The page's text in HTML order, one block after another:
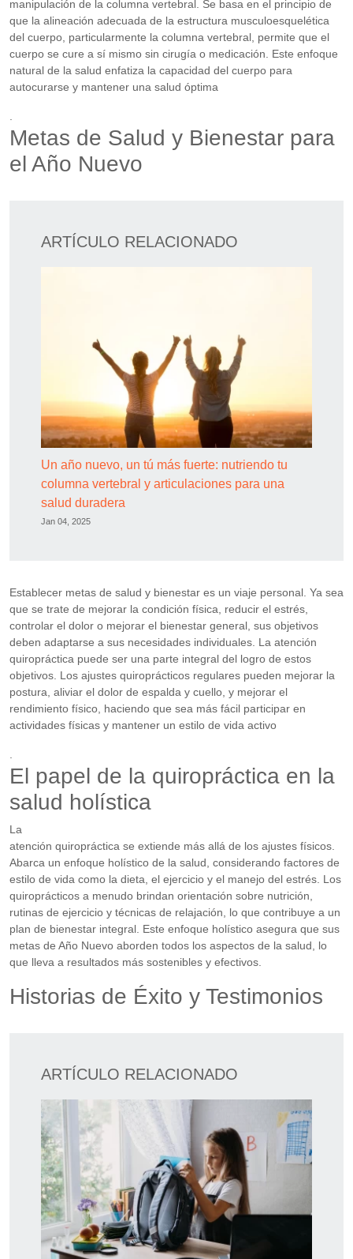
manipulación de la columna vertebral. Se basa en el principio de
que la alineación adecuada de la estructura musculoesquelética
del cuerpo, particularmente la columna vertebral, permite que el
cuerpo se cure a sí mismo sin cirugía o medicación. Este enfoque
natural de la salud enfatiza la capacidad del cuerpo para
autocurarse y mantener una salud óptima
Metas de Salud y Bienestar para
el Año Nuevo
ARTÍCULO RELACIONADO
Un año nuevo, un tú más fuerte: nutriendo tu
columna vertebral y articulaciones para una
salud duradera
Jan 04, 2025
Establecer metas de salud y bienestar es un viaje personal. Ya sea
que se trate de mejorar la condición física, reducir el estrés,
controlar el dolor o mejorar el bienestar general, sus objetivos
deben adaptarse a sus necesidades individuales. La atención
quiropráctica puede ser una parte integral del logro de estos
objetivos. Los ajustes quiroprácticos regulares pueden mejorar la
postura, aliviar el dolor de espalda y cuello, y mejorar el
rendimiento físico, haciendo que sea más fácil participar en
actividades físicas y mantener un estilo de vida activo
El papel de la quiropráctica en la
salud holística
La
atención quiropráctica se extiende más allá de los ajustes físicos.
Abarca un enfoque holístico de la salud, considerando factores de
estilo de vida como la dieta, el ejercicio y el manejo del estrés. Los
quiroprácticos a menudo brindan orientación sobre nutrición,
rutinas de ejercicio y técnicas de relajación, lo que contribuye a un
plan de bienestar integral. Este enfoque holístico asegura que sus
metas de Año Nuevo aborden todos los aspectos de la salud, lo
que lleva a resultados más sostenibles y efectivos.
Historias de Éxito y Testimonios
ARTÍCULO RELACIONADO